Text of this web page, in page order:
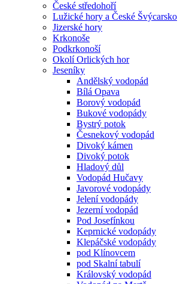
České středohoří
Lužické hory a České Švýcarsko
Jizerské hory
Krkonoše
Podkrkonoší
Okolí Orlických hor
Jeseníky
Andělský vodopád
Bílá Opava
Borový vodopád
Bukové vodopády
Bystrý potok
Česnekový vodopád
Divoký kámen
Divoký potok
Hladový důl
Vodopád Hučavy
Javorové vodopády
Jelení vodopády
Jezerní vodopád
Pod Josefínkou
Keprnické vodopády
Klepáčské vodopády
pod Klínovcem
pod Skalní tabulí
Královský vodopád